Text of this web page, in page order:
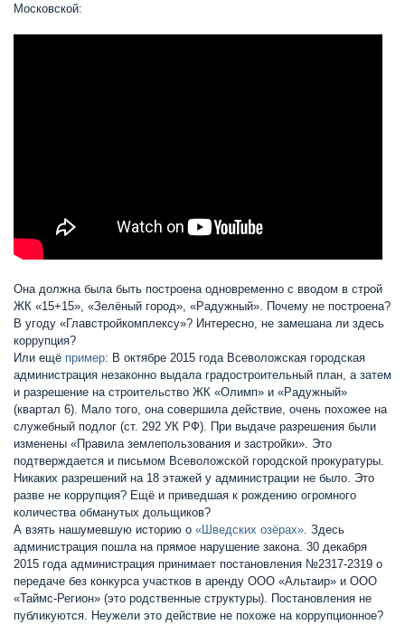
Московской:
Она должна была быть построена одновременно с вводом в строй
ЖК «15+15», «Зелёный город», «Радужный». Почему не построена?
В угоду «Главстройкомплексу»? Интересно, не замешана ли здесь
коррупция?
Или ещё пример: В октябре 2015 года Всеволожская городская
администрация незаконно выдала градостроительный план, а затем
и разрешение на строительство ЖК «Олимп» и «Радужный»
(квартал 6). Мало того, она совершила действие, очень похожее на
служебный подлог (ст. 292 УК РФ). При выдаче разрешения были
изменены «Правила землепользования и застройки». Это
подтверждается и письмом Всеволожской городской прокуратуры.
Никаких разрешений на 18 этажей у администрации не было. Это
разве не коррупция? Ещё и приведшая к рождению огромного
количества обманутых дольщиков?
А взять нашумевшую историю о «Шведских озёрах». Здесь
администрация пошла на прямое нарушение закона. 30 декабря
2015 года администрация принимает постановления №2317-2319 о
передаче без конкурса участков в аренду ООО «Альтаир» и ООО
«Таймс-Регион» (это родственные структуры). Постановления не
публикуются. Неужели это действие не похоже на коррупционное?